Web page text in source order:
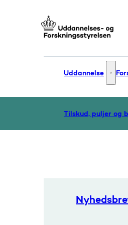
Uddannelse